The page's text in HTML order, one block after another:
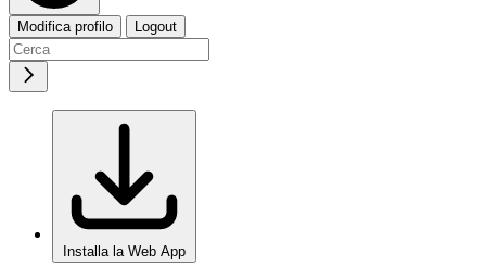
Modifica profilo Logout
Installa la Web App